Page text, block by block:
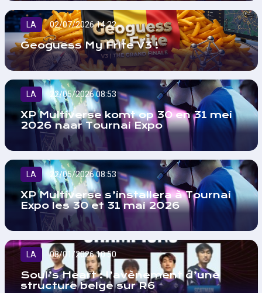
LA 02/07/2026 14:22
Geoguess My Frite V3 !
LA 22/05/2026 08:53
XP Multiverse komt op 30 en 31 mei
2026 naar Tournai Expo
LA 22/05/2026 08:53
XP Multiverse s’installera à Tournai
Expo les 30 et 31 mai 2026
LA 08/01/2026 10:50
Soul’s Heart : l’avènement d’une
structure belge sur R6